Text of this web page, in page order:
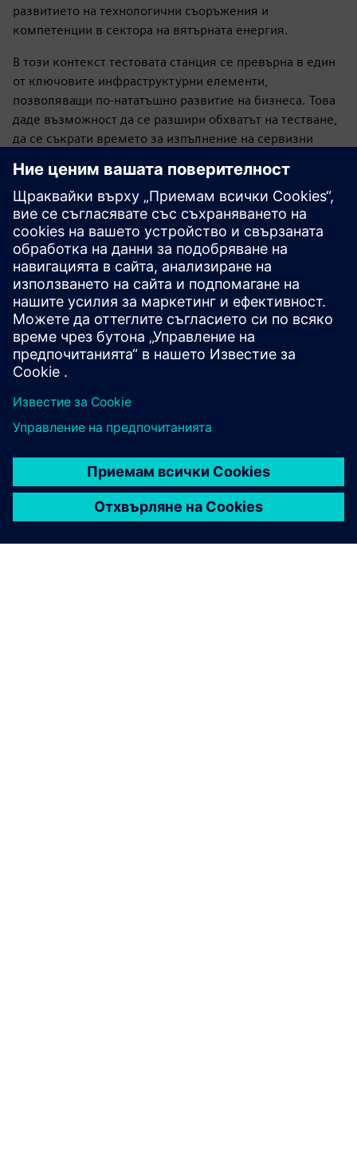
развитието на технологични съоръжения и
компетенции в сектора на вятърната енергия.
В този контекст тестовата станция се превърна в един
от ключовите инфраструктурни елементи,
позволяващи по-нататъшно развитие на бизнеса. Това
даде възможност да се разшири обхватът на тестване,
да се съкрати времето за изпълнение на сервизни
вътрешното производство.
От гледна точка на Сименс този проект демонстрира
значението на персонализираните решения, особено в
области, където стандартните технологии не отговарят
на сложните индустриални изисквания. В такива
случаи стойността се създава не само чрез самата
технология, но и чрез интегриране на компетенции и
сътрудничество между партньорите, които съвместно
разработват нови подходи към съществуващите
предизвикателства.
Свържете се с нас